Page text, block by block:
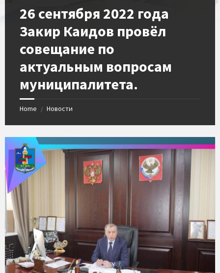
26 сентября 2022 года
Закир Каидов провёл
совещание по
актуальным вопросам
муниципалитета.
Home / Новости